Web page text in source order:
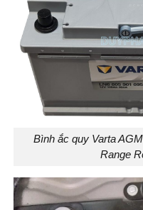
Bình ắc quy Varta
Range